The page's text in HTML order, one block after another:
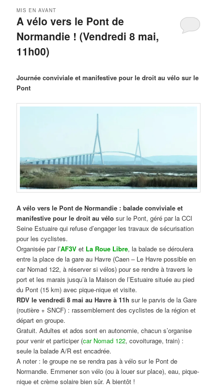
A vélo vers le Pont de
Normandie ! (Vendredi 8 mai,
11h00)
MIS EN AVANT
Journée conviviale et manifestive pour le droit au vélo sur le
Pont
A vélo vers le Pont de Normandie : balade conviviale et
manifestive pour le droit au vélo sur le Pont, géré par la CCI
Seine Estuaire qui refuse d’engager les travaux de sécurisation
pour les cyclistes.
Organisée par l’AF3V et La Roue Libre, la balade se déroulera
entre la place de la gare au Havre (Caen – Le Havre possible en
car Nomad 122, à réserver si vélos) pour se rendre à travers le
port et les marais jusqu’à la Maison de l’Estuaire située au pied
du Pont (15 km) avec pique-nique et visite.
RDV le vendredi 8 mai au Havre à 11h sur le parvis de la Gare
(routière + SNCF) : rassemblement des cyclistes de la région et
départ en groupe.
Gratuit. Adultes et ados sont en autonomie, chacun s’organise
pour venir et participer (car Nomad 122, covoiturage, train) :
seule la balade A/R est encadrée.
A noter : le groupe ne se rendra pas à vélo sur le Pont de
Normandie. Emmener son vélo (ou à louer sur place), eau, pique-
nique et crème solaire bien sûr. A bientôt !